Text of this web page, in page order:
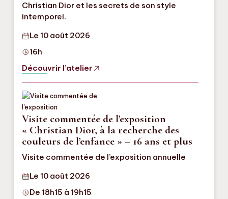
Christian Dior et les secrets de son style
intemporel.
Le 10 août 2026
16h
Découvrir l’atelier
Visite commentée de l’exposition
« Christian Dior, à la recherche des
couleurs de l’enfance » – 16 ans et plus
Visite commentée de l’exposition annuelle
Le 10 août 2026
De 18h15 à 19h15